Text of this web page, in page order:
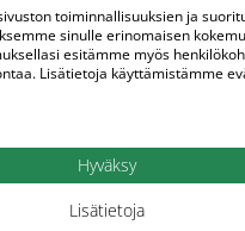
Tilaa
toiminnallisuuksien ja
sinulle erinomaisen
esitämme myös
Lisätietoja käyttämistämme
Hyväksy
Lisätietoja